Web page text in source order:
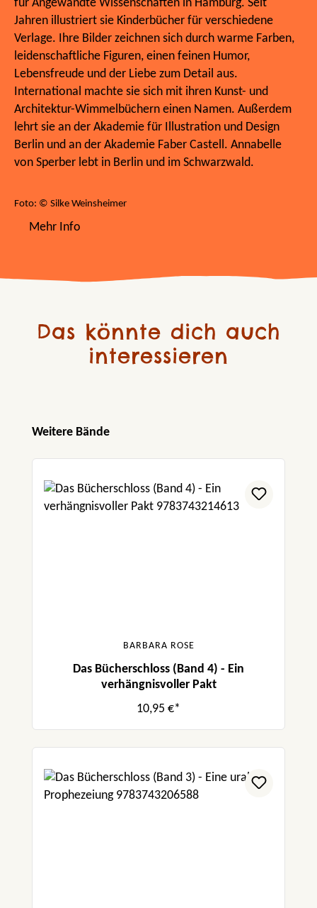
für Angewandte Wissenschaften in Hamburg. Seit
Jahren illustriert sie Kinderbücher für verschiedene
Verlage. Ihre Bilder zeichnen sich durch warme Farben,
leidenschaftliche Figuren, einen feinen Humor,
Lebensfreude und der Liebe zum Detail aus.
International machte sie sich mit ihren Kunst- und
Architektur-Wimmelbüchern einen Namen. Außerdem
lehrt sie an der Akademie für Illustration und Design
Berlin und an der Akademie Faber Castell. Annabelle
von Sperber lebt in Berlin und im Schwarzwald.
Foto: © Silke Weinsheimer
Mehr Info
Das könnte dich auch
interessieren
Produktgalerie überspringen
Weitere Bände
BARBARA ROSE
Das Bücherschloss (Band 4) - Ein
verhängnisvoller Pakt
10,95 €*